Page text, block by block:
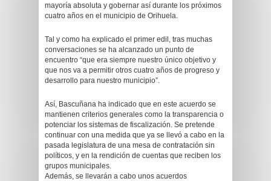
mayoría absoluta y gobernar así durante los próximos
cuatro años en el municipio de Orihuela.
Tal y como ha explicado el primer edil, tras muchas
conversaciones se ha alcanzado un punto de
encuentro “que era siempre nuestro único objetivo y
que nos va a permitir otros cuatro años de progreso y
desarrollo para nuestro municipio”.
Así, Bascuñana ha indicado que en este acuerdo se
mantienen criterios generales como la transparencia o
potenciar los sistemas de fiscalización. Se pretende
continuar con una medida que ya se llevó a cabo en la
pasada legislatura de una mesa de contratación sin
políticos, y en la rendición de cuentas que reciben los
grupos municipales.
Además, se llevarán a cabo unos acuerdos